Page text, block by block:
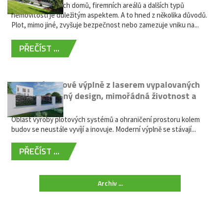
Oplocení rodinných domů, firemních areálů a dalších typů
nemovitostí je důležitým aspektem. A to hned z několika důvodů.
Plot, mimo jiné, zvyšuje bezpečnost nebo zamezuje vniku na...
PŘEČÍST ...
Moderní plotové výplně z laserem vypalovaných
kovů: výjimečný design, mimořádná životnost a
žádná údržba
Oblast výroby plotových systémů a ohraničení prostoru kolem
budov se neustále vyvíjí a inovuje. Moderní výplně se stávají...
PŘEČÍST ...
Archiv ...